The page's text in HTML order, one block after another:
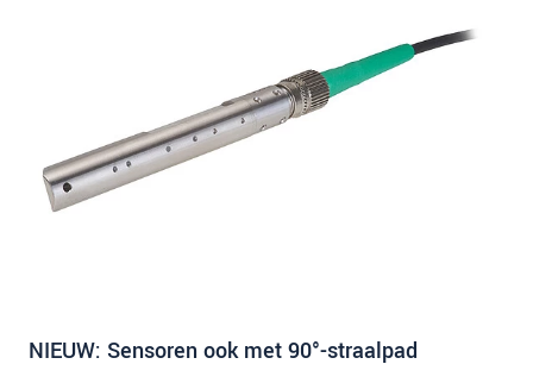
NIEUW: Sensoren ook met 90°-straalpad